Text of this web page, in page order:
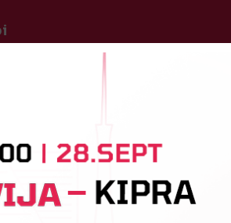
Oļģerds Raščevskis